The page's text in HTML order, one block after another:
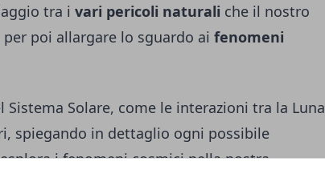
tra i vari pericoli naturali che il nostro
poi allargare lo sguardo ai fenomeni
Solare, come le interazioni tra la Luna
spiegando in dettaglio ogni possibile
i fenomeni cosmici nella nostra